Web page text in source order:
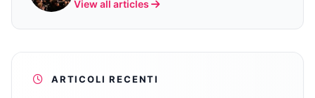
View all articles
ARTICOLI RECENTI